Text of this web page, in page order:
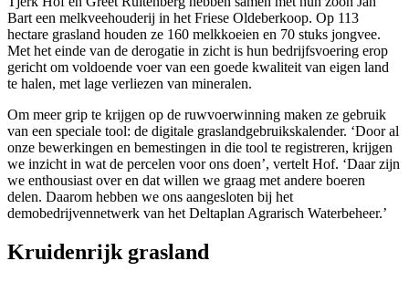
Bart een melkveehouderij in het Friese Oldeberkoop. Op 113
hectare grasland houden ze 160 melkkoeien en 70 stuks jongvee.
Met het einde van de derogatie in zicht is hun bedrijfsvoering erop
gericht om voldoende voer van een goede kwaliteit van eigen land
te halen, met lage verliezen van mineralen.
Om meer grip te krijgen op de ruwvoerwinning maken ze gebruik
van een speciale tool: de digitale graslandgebruikskalender. ‘Door al
onze bewerkingen en bemestingen in die tool te registreren, krijgen
we inzicht in wat de percelen voor ons doen’, vertelt Hof. ‘Daar zijn
we enthousiast over en dat willen we graag met andere boeren
delen. Daarom hebben we ons aangesloten bij het
demobedrijvennetwerk van het Deltaplan Agrarisch Waterbeheer.’
Kruidenrijk grasland